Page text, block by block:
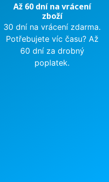
Až 60 dní na vrácení
zboží
30 dní na vrácení zdarma.
Potřebujete víc času? Až
60 dní za drobný
poplatek.